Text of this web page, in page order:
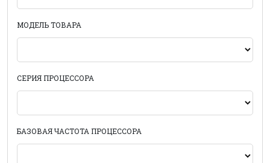
МОДЕЛЬ ТОВАРА
СЕРИЯ ПРОЦЕССОРА
БАЗОВАЯ ЧАСТОТА ПРОЦЕССОРА